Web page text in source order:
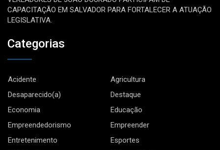
CAPACITAÇÃO EM SALVADOR PARA FORTALECER A ATUAÇÃO
LEGISLATIVA.
Categorias
Acidente
Agricultura
Desaparecido(a)
Destaque
Economia
Educação
Empreendedorismo
Empreender
Entretenimento
Esportes